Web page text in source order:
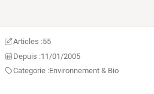
Articles :55
Depuis :11/01/2005
Categorie :Environnement & Bio